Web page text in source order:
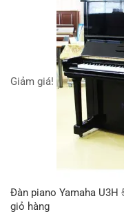
Giảm giá!
Đàn piano Yamaha U3H
giỏ hàng